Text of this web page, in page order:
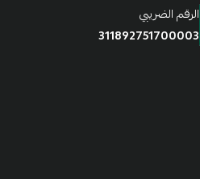
الرقم الضريبي
311892751700003